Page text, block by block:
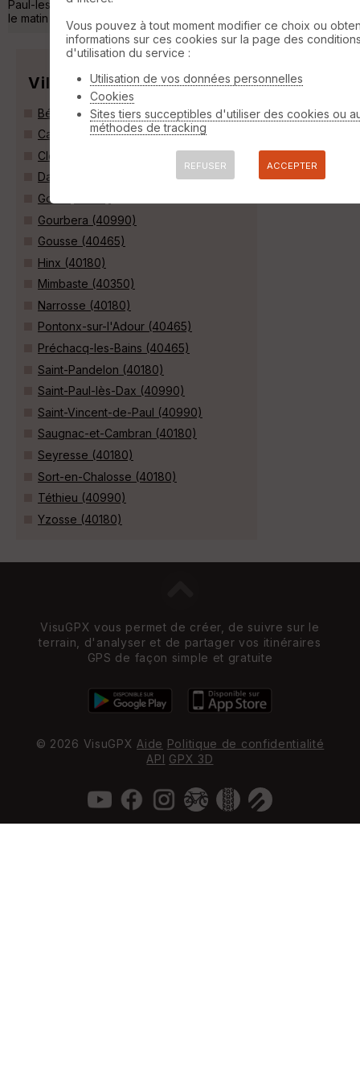
Paul-les-Dax, Dax. Le temps était idéal pour rouler, un peu frais
le matin et puis un beau sol »
Villes
Bénesse-lès-Dax (40180)
Candresse (40180)
Clermont (40180)
Dax (40100)
Goos (40180)
Gourbera (40990)
Gousse (40465)
Hinx (40180)
Mimbaste (40350)
Narrosse (40180)
Pontonx-sur-l'Adour (40465)
Préchacq-les-Bains (40465)
Saint-Pandelon (40180)
Saint-Paul-lès-Dax (40990)
Saint-Vincent-de-Paul (40990)
Saugnac-et-Cambran (40180)
Seyresse (40180)
Sort-en-Chalosse (40180)
Téthieu (40990)
Yzosse (40180)
VisuGPX vous permet de créer, de suivre sur le
terrain, d'analyser et de partager vos itinéraires
GPS de façon simple et gratuite
© 2026 VisuGPX Aide Politique de confidentialité
API GPX 3D
Vous pouvez à tout moment modifier ce choix ou
informations sur ces cookies sur la page des
d'utilisation du service :
Utilisation de vos données personnelles
Cookies
Sites tiers succeptibles d'utiliser des cookies ou
méthodes de tracking
REFUSER ACCEPTER